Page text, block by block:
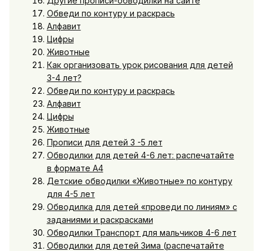
Обведи по контуру и раскрась
Алфавит
Цифры
Животные
Как организовать урок рисования для детей
3-4 лет?
Обведи по контуру и раскрась
Алфавит
Цифры
Животные
Прописи для детей 3 -5 лет
Обводилки для детей 4-6 лет: распечатайте
в формате А4
Детские обводилки «Животные» по контуру
для 4-5 лет
Обводилка для детей «проведи по линиям» с
заданиями и раскрасками
Обводилки Транспорт для мальчиков 4-6 лет
Обводилки для детей Зима (распечатайте